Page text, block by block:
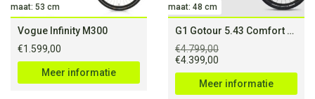
maat: 53 cm
Vogue Infinity M300
€1.599,00
Meer informatie
maat: 48 cm
G1 Gotour 5.43 Comfort NL CX
€4.799,00
Oorspronkelijke
prijs
€4.799,00.
€4.399,00
prijs
is:
€4.399,00.
Meer informatie